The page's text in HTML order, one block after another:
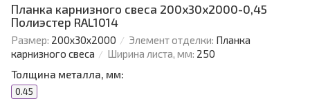
Планка карнизного свеса 200х30х2000-0,45
Полиэстер RAL1014
Размер: 200х30х2000 Элемент отделки: Планка
карнизного свеса
Ширина листа, мм: 250
Толщина металла, мм:
0.45